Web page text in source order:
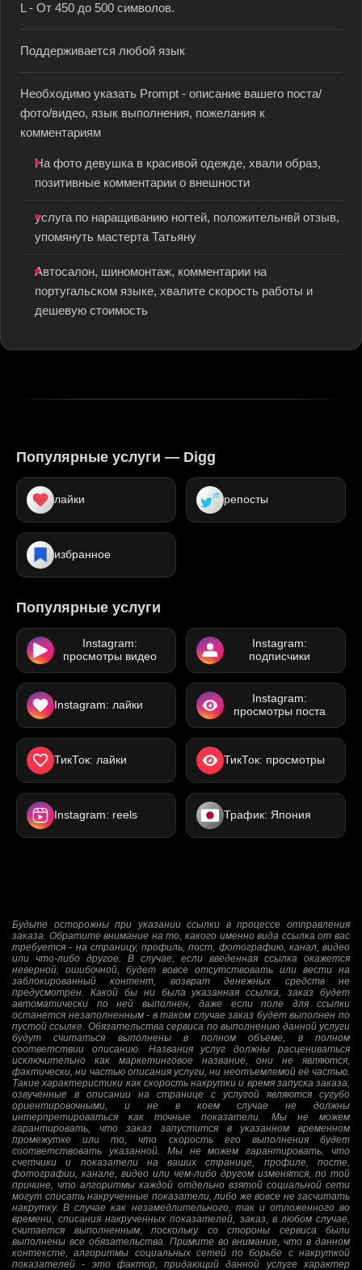
L - От 450 до 500 символов.
Поддерживается любой язык
Необходимо указать Prompt - описание вашего поста/
фото/видео, язык выполнения, пожелания к
комментариям
На фото девушка в красивой одежде, хвали образ,
позитивные комментарии о внешности
услуга по наращиванию ногтей, положительнвй отзыв,
упомянуть мастерта Татьяну
Автосалон, шиномонтаж, комментарии на
португальском языке, хвалите скорость работы и
дешевую стоимость
Популярные услуги — Digg
лайки репосты
избранное
Популярные услуги
Instagram:
просмотры видео
Instagram:
подписчики
Instagram: лайки
Instagram:
просмотры поста
ТикТок: лайки ТикТок: просмотры
Instagram: reels Трафик: Япония
Будьте осторожны при указании ссылки в процессе отправления
заказа. Обратите внимание на то, какого именно вида ссылка от вас
требуется - на страницу, профиль, пост, фотографию, канал, видео
или что-либо другое. В случае, если введенная ссылка окажется
неверной, ошибочной, будет вовсе отсутствовать или вести на
заблокированный контент, возврат денежных средств не
предусмотрен. Какой бы ни была указанная ссылка, заказ будет
автоматически по ней выполнен, даже если поле для ссылки
останется незаполненным - в таком случае заказ будет выполнен по
пустой ссылке. Обязательства сервиса по выполнению данной услуги
будут считаться выполнены в полном объеме, в полном
соответствии описанию. Названия услуг должны расцениваться
исключительно как маркетинговое название, они не являются,
фактически, ни частью описания услуги, ни неотъемлемой её частью.
Такие характеристики как скорость накрутки и время запуска заказа,
озвученные в описании на странице с услугой являются сугубо
ориентировочными, и не в коем случае не должны
интерпретироваться как точные показатели. Мы не можем
гарантировать, что заказ запустится в указанном временном
промежутке или то, что скорость его выполнения будет
соответствовать указанной. Мы не можем гарантировать, что
счетчики и показатели на ваших странице, профиле, посте,
фотографии, канале, видео или чем-либо другом изменятся, по той
причине, что алгоритмы каждой отдельно взятой социальной сети
могут списать накрученные показатели, либо же вовсе не засчитать
накрутку. В случае как незамедлительного, так и отложенного во
времени, списания накрученных показателей, заказ, в любом случае,
считается выполненным, поскольку со стороны сервиса были
выполнены все обязательства. Примите во внимание, что в данном
контексте, алгоритмы социальных сетей по борьбе с накруткой
показателей - это фактор, придающий данной услуге характер